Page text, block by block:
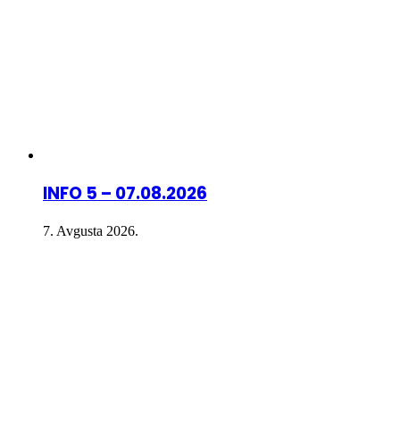
INFO 5 – 07.08.2026
7. Avgusta 2026.